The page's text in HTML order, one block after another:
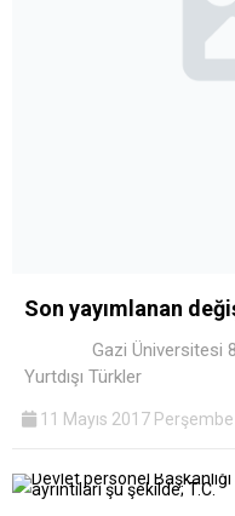
Son yayımlanan
Gazi Üniversitesi 8
Yurtdışı Türkler
11 Mayıs 2017